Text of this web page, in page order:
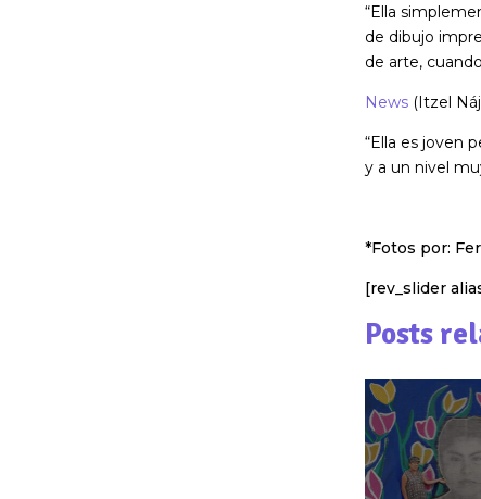
“Ella
de dibujo
de arte,
News (Itzel
“Ella es joven
y a un nivel
*Fotos por:
[rev_slider
Posts